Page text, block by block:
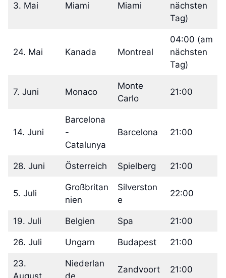
3. Mai Miami Miami
nächsten
Tag)
24. Mai Kanada Montreal
04:00 (am
nächsten
Tag)
7. Juni Monaco
Monte
Carlo
21:00
14. Juni
Barcelona
-
Catalunya
Barcelona 21:00
28. Juni Österreich Spielberg 21:00
5. Juli
Großbritan
nien
Silverston
e
22:00
19. Juli Belgien Spa 21:00
26. Juli Ungarn Budapest 21:00
23.
August
Niederlan
de
Zandvoort 21:00